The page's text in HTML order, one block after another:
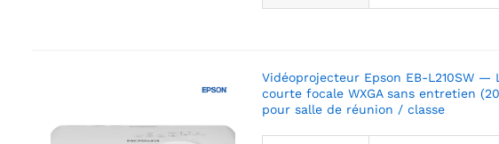
Vidéoprojecteur Epson EB-L210SW —
courte focale WXGA sans entretien
pour salle de réunion / classe